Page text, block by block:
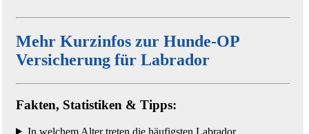
Mehr Kurzinfos zur Hunde-OP
Versicherung für Labrador
Fakten, Statistiken & Tipps:
In welchem Alter treten die häufigsten Labrador